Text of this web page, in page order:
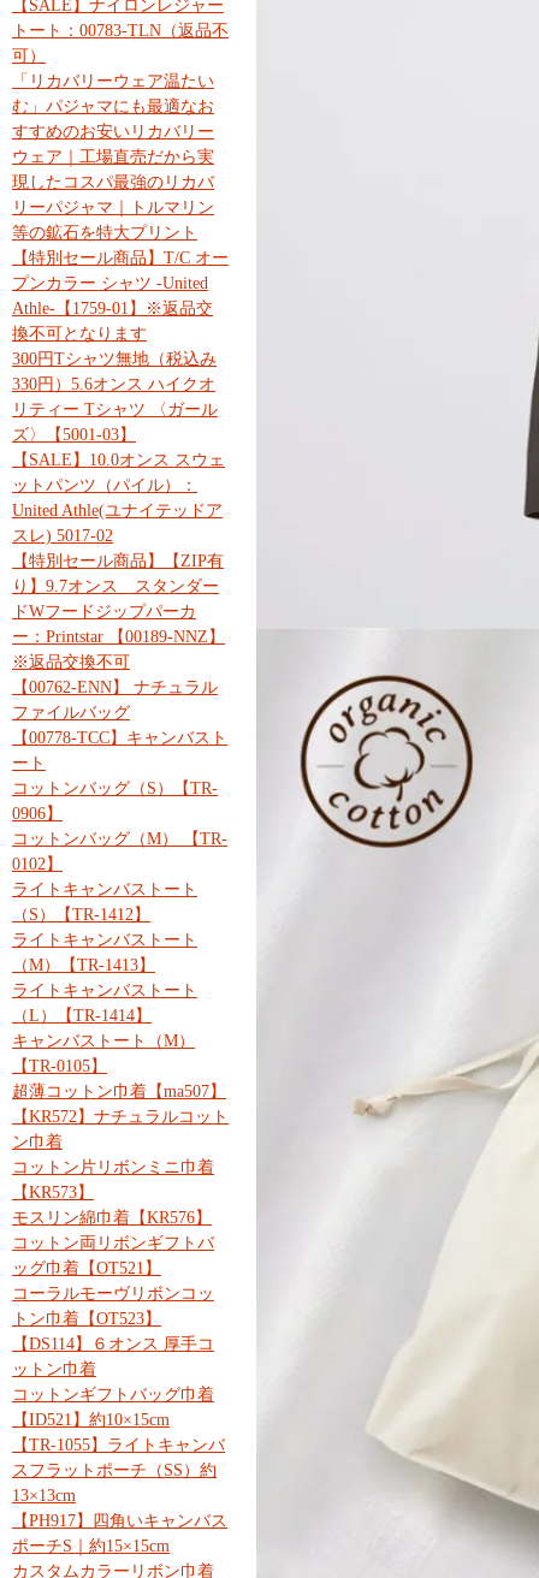
【SALE】ナイロンレジャー
トート：00783-TLN（返品不
可）
「リカバリーウェア温たい
む」パジャマにも最適なお
すすめのお安いリカバリー
ウェア｜工場直売だから実
現したコスパ最強のリカバ
リーパジャマ｜トルマリン
等の鉱石を特大プリント
【特別セール商品】T/C オー
プンカラー シャツ -United
Athle-【1759-01】※返品交
換不可となります
300円Tシャツ無地（税込み
330円）5.6オンス ハイクオ
リティー Tシャツ 〈ガール
ズ〉【5001-03】
【SALE】10.0オンス スウェ
ットパンツ（パイル）：
United Athle(ユナイテッドア
スレ) 5017-02
【特別セール商品】【ZIP有
り】9.7オンス スタンダー
ドWフードジップパーカ
ー：Printstar 【00189-NNZ】
※返品交換不可
【00762-ENN】 ナチュラル
ファイルバッグ
【00778-TCC】キャンバスト
ート
コットンバッグ（S）【TR-
0906】
コットンバッグ（M） 【TR-
0102】
ライトキャンバストート
（S）【TR-1412】
ライトキャンバストート
（M）【TR-1413】
ライトキャンバストート
（L）【TR-1414】
キャンバストート（M）
【TR-0105】
超薄コットン巾着【ma507】
【KR572】ナチュラルコット
ン巾着
コットン片リボンミニ巾着
【KR573】
モスリン綿巾着【KR576】
コットン両リボンギフトバ
ッグ巾着【OT521】
コーラルモーヴリボンコッ
トン巾着【OT523】
【DS114】６オンス 厚手コ
ットン巾着
コットンギフトバッグ巾着
【ID521】約10×15cm
【TR-1055】ライトキャンバ
スフラットポーチ（SS）約
13×13cm
【PH917】四角いキャンバス
ポーチS｜約15×15cm
カスタムカラーリボン巾着